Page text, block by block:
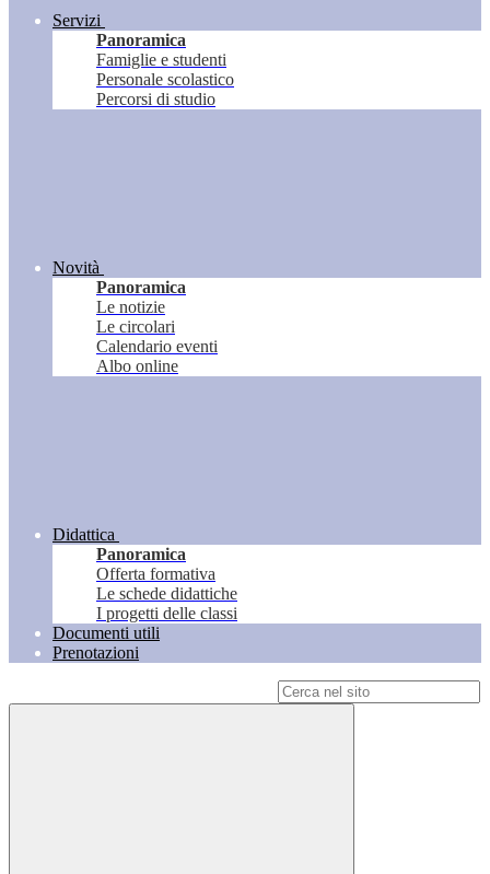
Servizi
Panoramica
Famiglie e studenti
Personale scolastico
Percorsi di studio
Novità
Panoramica
Le notizie
Le circolari
Calendario eventi
Albo online
Didattica
Panoramica
Offerta formativa
Le schede didattiche
I progetti delle classi
Documenti utili
Prenotazioni